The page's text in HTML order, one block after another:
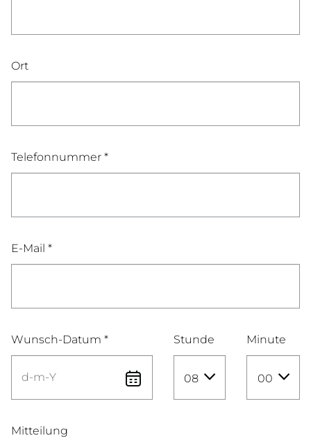
Ort
Telefonnummer *
E-Mail *
Wunsch-Datum * Stunde
08
Minute
00
Mitteilung